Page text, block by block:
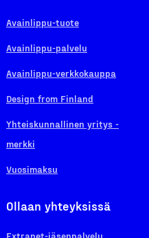
Avainlippu-tuote
Avainlippu-palvelu
Avainlippu-verkkokauppa
Design from Finland
Yhteiskunnallinen yritys -
merkki
Vuosimaksu
Ollaan yhteyksissä
Extranet-jäsenpalvelu